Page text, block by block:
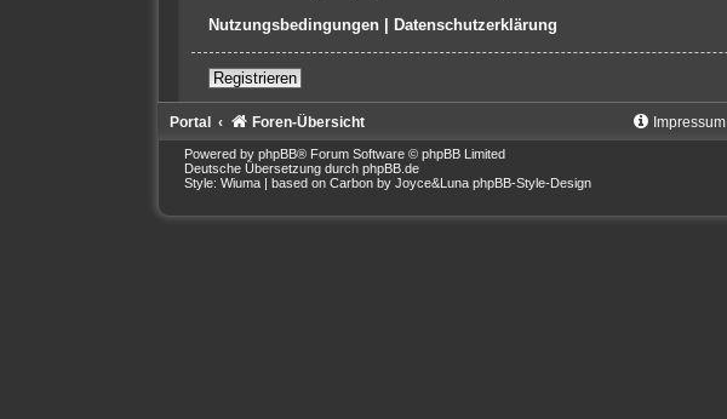
Nutzungsbedingungen Datenschutzerklärung
Registrieren
Portal Foren-Übersicht Impressum
Powered by phpBB® Forum Software © phpBB Limited
Deutsche Übersetzung durch phpBB.de
Style: Wiuma | based on Carbon by Joyce&Luna phpBB-Style-Design